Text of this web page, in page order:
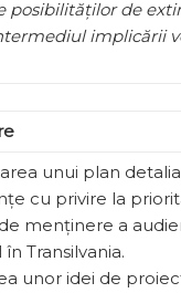
posibilităților de
implicării
unui plan
cu privire la
menținere a
în Transilvania.
unor idei de